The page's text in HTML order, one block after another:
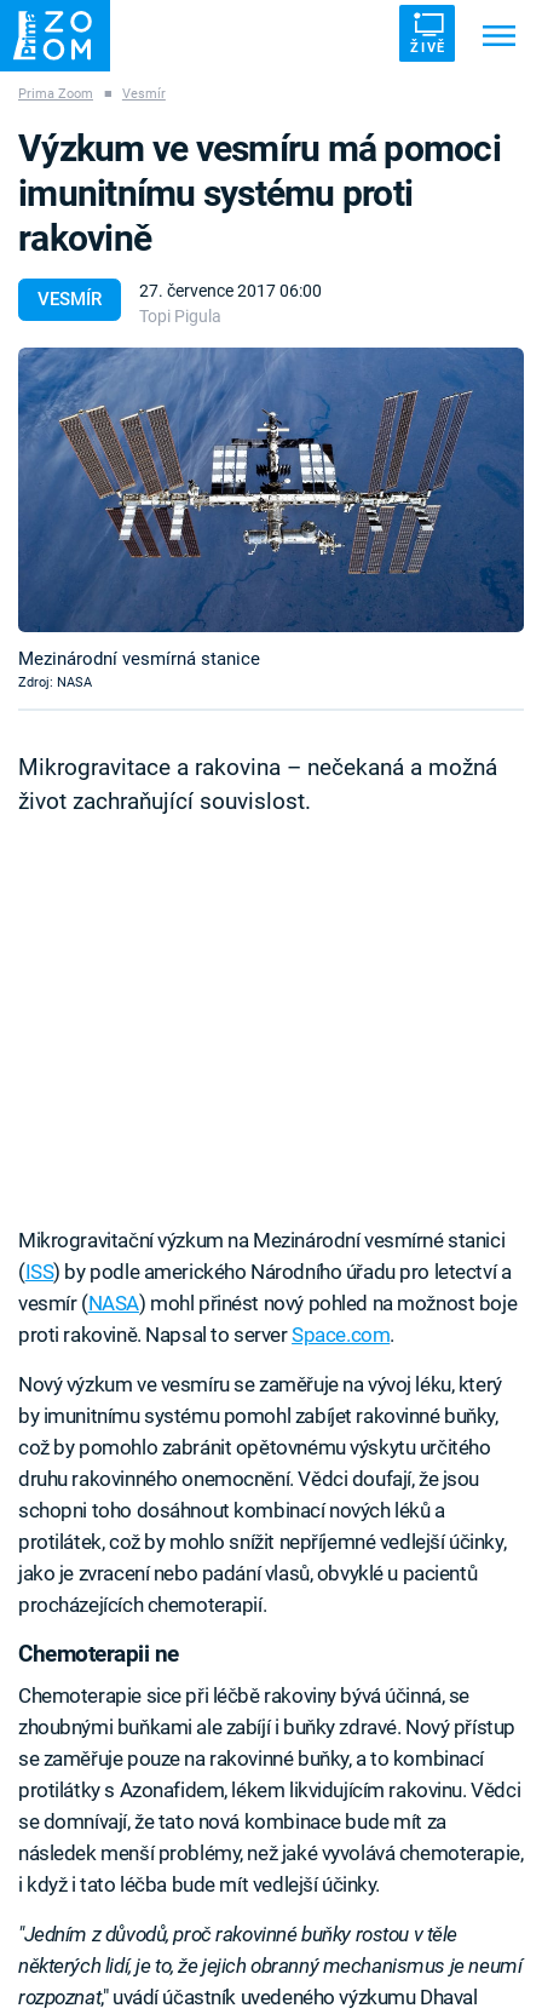
ŽIVĚ
ZÁHADY VETŘELCI DÁVNOVĚKU
Témata
Témata
Pořady
TV Program
Časopis
Sledujte prima+
Sledujte nás
Prima Zoom ■ Vesmír
VESMÍR
27. července 2017 06:00
Topi Pigula
Výzkum ve vesmíru má pomoci
imunitnímu systému proti
rakovině
Mezinárodní vesmírná stanice
Zdroj: NASA
Mikrogravitace a rakovina – nečekaná a možná
život zachraňující souvislost.
Mikrogravitační výzkum na Mezinárodní vesmírné stanici
(ISS) by podle amerického Národního úřadu pro letectví a
vesmír (NASA) mohl přinést nový pohled na možnost boje
proti rakovině. Napsal to serverSpace.com.
Nový výzkum ve vesmíru se zaměřuje na vývoj léku, který
by imunitnímu systému pomohl zabíjet rakovinné buňky,
což by pomohlo zabránit opětovnému výskytu určitého
druhu rakovinného onemocnění. Vědci doufají, že jsou
schopni toho dosáhnout kombinací nových léků a
protilátek, což by mohlo snížit nepříjemné vedlejší účinky,
jako je zvracení nebo padání vlasů, obvyklé u pacientů
procházejících chemoterapií.
Chemoterapii ne
Chemoterapie sice při léčbě rakoviny bývá účinná, se
zhoubnými buňkami ale zabíjí i buňky zdravé. Nový přístup
se zaměřuje pouze na rakovinné buňky, a to kombinací
protilátky s Azonafidem, lékem likvidujícím rakovinu. Vědci
se domnívají, že tato nová kombinace bude mít za
následek menší problémy, než jaké vyvolává chemoterapie,
i když i tato léčba bude mít vedlejší účinky.
"Jedním z důvodů, proč rakovinné buňky rostou v těle
některých lidí, je to, že jejich obranný mechanismus je neumí
rozpoznat," uvádí účastník uvedeného výzkumu Dhaval